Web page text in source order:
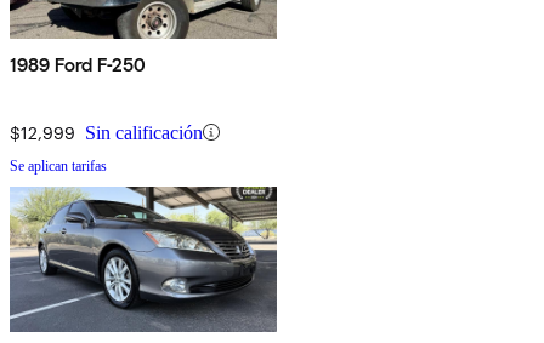
1989 Ford F-250
$12,999 Sin calificación
Se aplican tarifas